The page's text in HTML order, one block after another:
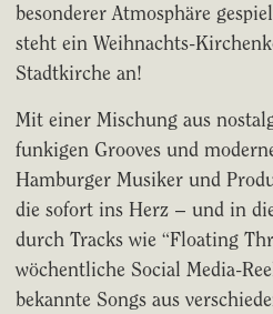
besonderer Atmosphäre
steht ein Weihnachts-
Stadtkirche an!
Mit einer Mischung aus
funkigen Grooves und
Hamburger Musiker und
die sofort ins Herz – und in
durch Tracks wie “Floating
wöchentliche Social Media-
bekannte Songs aus